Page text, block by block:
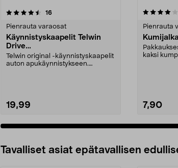
16arvostelut
Pienrauta varaosat
Käynnistyskaapelit Telwin
Drive
Mini/9000/13000/1250/150
0/1750, EC5
Telwin original -käynnistyskaapelit
auton apukäynnistykseen.
19,99
4.0 viidestä
Pienrauta
kaksi
7,90
Tavalliset asiat epätavallisen